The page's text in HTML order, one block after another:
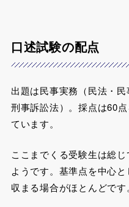
口述試験の配点
出題は民事実務（民法・
刑事訴訟法）。採点は60
ています。
ここまでくる受験生は総
ようです。基準点を中心
収まる場合がほとんどです